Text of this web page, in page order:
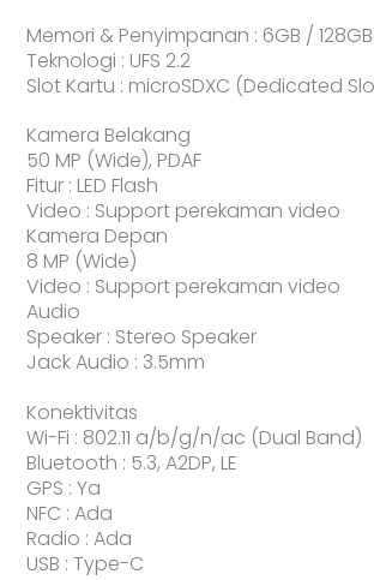
Memori & Penyimpanan : 6GB / 128GB
Teknologi : UFS 2.2
Slot Kartu : microSDXC (Dedicated
Kamera Belakang
50 MP (Wide), PDAF
Fitur : LED Flash
Video : Support perekaman video
Kamera Depan
8 MP (Wide)
Video : Support perekaman video
Audio
Speaker : Stereo Speaker
Jack Audio : 3.5mm
Konektivitas
Wi-Fi : 802.11 a/b/g/n/ac (Dual Band)
Bluetooth : 5.3, A2DP, LE
GPS : Ya
NFC : Ada
Radio : Ada
USB : Type-C